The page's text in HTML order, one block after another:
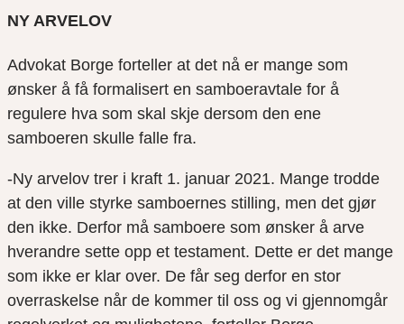
NY ARVELOV
Advokat Borge forteller at det nå er mange som
ønsker å få formalisert en samboeravtale for å
regulere hva som skal skje dersom den ene
samboeren skulle falle fra.
-Ny arvelov trer i kraft 1. januar 2021. Mange trodde
at den ville styrke samboernes stilling, men det gjør
den ikke. Derfor må samboere som ønsker å arve
hverandre sette opp et testament. Dette er det mange
som ikke er klar over. De får seg derfor en stor
overraskelse når de kommer til oss og vi gjennomgår